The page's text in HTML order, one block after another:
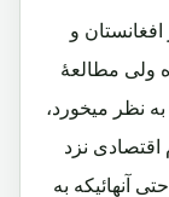
و
ولی مطالعۀ
نظر میخورد،
نزد
آنهائیکه به